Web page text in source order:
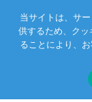
Eurotechグ
当サイトは、サ
供するため、ク
ることにより、